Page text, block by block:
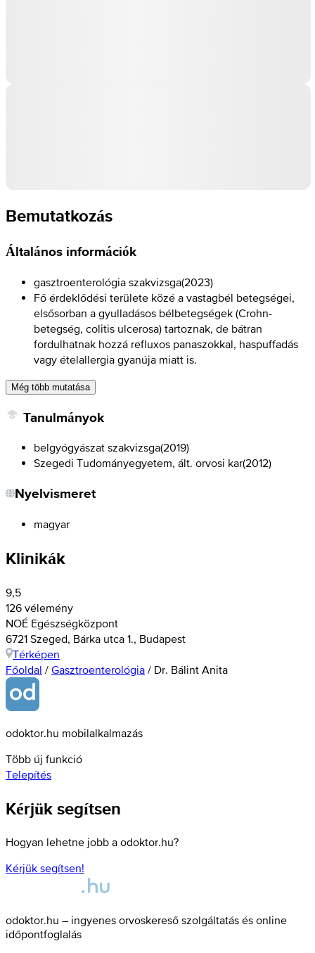
Bemutatkozás
Általános információk
gasztroenterológia szakvizsga(2023)
Fő érdeklődési területe közé a vastagbél betegségei,
elsősorban a gyulladásos bélbetegségek (Crohn-
betegség, colitis ulcerosa) tartoznak, de bátran
fordulhatnak hozzá refluxos panaszokkal, haspuffadás
vagy ételallergia gyanúja miatt is.
Még több mutatása
Tanulmányok
belgyógyászat szakvizsga(2019)
Szegedi Tudományegyetem, ált. orvosi kar(2012)
Nyelvismeret
magyar
Klinikák
9,5
126 vélemény
NOÉ Egészségközpont
6721 Szeged, Bárka utca 1., Budapest
Térképen
Főoldal / Gasztroenterológia / Dr. Bálint Anita
odoktor.hu mobilalkalmazás
Több új funkció
Telepítés
Kérjük segítsen
Hogyan lehetne jobb a odoktor.hu?
Kérjük segítsen!
odoktor.hu – ingyenes orvoskereső szolgáltatás és online
időpontfoglalás